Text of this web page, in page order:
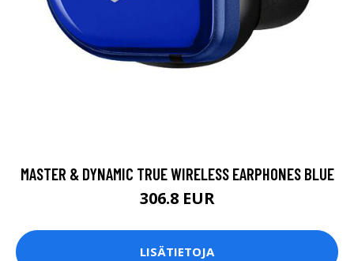
MASTER & DYNAMIC TRUE WIRELESS EARPHONES BLUE
306.8 EUR
LISÄTIETOJA